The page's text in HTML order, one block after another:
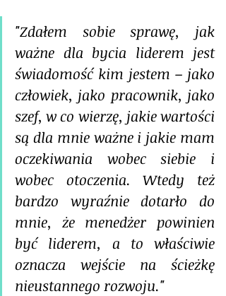
"Zdałem sobie sprawę, jak
ważne dla bycia liderem jest
świadomość kim jestem – jako
człowiek, jako pracownik, jako
szef, w co wierzę, jakie wartości
są dla mnie ważne i jakie mam
oczekiwania wobec siebie i
wobec otoczenia. Wtedy też
bardzo wyraźnie dotarło do
mnie, że menedżer powinien
być liderem, a to właściwie
oznacza wejście na ścieżkę
nieustannego rozwoju."